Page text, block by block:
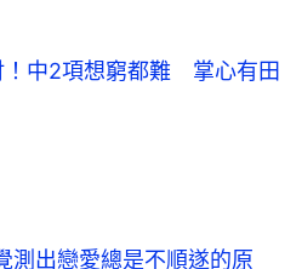
！中2項想窮都難 掌心有田
測出戀愛總是不順遂的原